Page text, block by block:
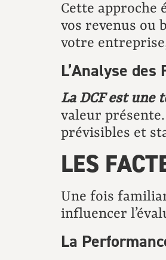
Cette approche
vos revenus ou
votre
L’Analyse
La DCF est une
valeur
prévisibles et
LES
Une fois
influencer
La